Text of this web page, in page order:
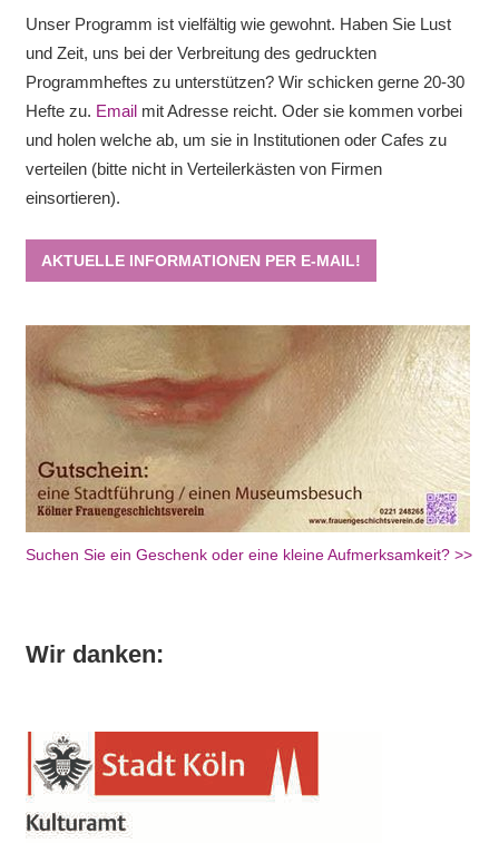
Unser Programm ist vielfältig wie gewohnt. Haben Sie Lust
und Zeit, uns bei der Verbreitung des gedruckten
Programmheftes zu unterstützen? Wir schicken gerne 20-30
Hefte zu. Emailmit Adresse reicht. Oder sie kommen vorbei
und holen welche ab, um sie in Institutionen oder Cafes zu
verteilen (bitte nicht in Verteilerkästen von Firmen
einsortieren).
AKTUELLE INFORMATIONEN PER E-MAIL!
Suchen Sie ein Geschenk oder eine kleine Aufmerksamkeit? >>
Wir danken: